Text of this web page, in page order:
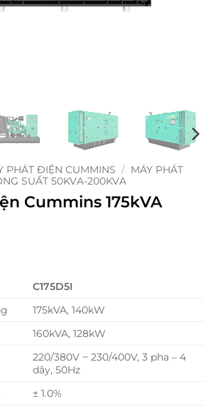
PHÁT ĐIỆN CUMMINS / MÁY PHÁT
SUẤT 50KVA-200KVA
Cummins 175kVA
C175D5I
175kVA, 140kW
160kVA, 128kW
220/380V ~ 230/400V, 3 pha – 4
dây, 50Hz
± 1.0%